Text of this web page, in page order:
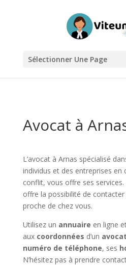
Sélectionner Une Page
Avocat à
L’avocat à Arnas spécialisé
individus et des entreprises en
conflit, vous offre ses
offre la possibilité de
proche de chez vous.
Utilisez un annuaire en ligne
aux coordonnées d’un avocat
numéro de téléphone, ses
N’hésitez pas à prendre